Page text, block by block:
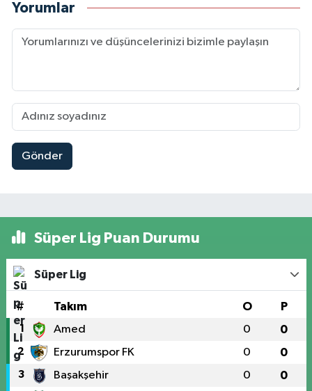
Yorumlar
Gönder
Süper Lig Puan Durumu
Süper Lig
# Takım O P
1 Amed 0 0
2 Erzurumspor FK 0 0
3 Başakşehir 0 0